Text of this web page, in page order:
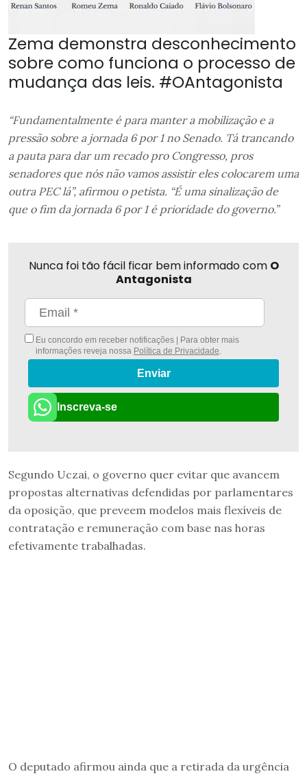
Zema demonstra desconhecimento
sobre como funciona o processo de
mudança das leis. #OAntagonista
“Fundamentalmente é para manter a mobilização e a
pressão sobre a jornada 6 por 1 no Senado. Tá trancando
a pauta para dar um recado pro Congresso, pros
senadores que nós não vamos assistir eles colocarem uma
outra PEC lá”, afirmou o petista. “É uma sinalização de
que o fim da jornada 6 por 1 é prioridade do governo.”
Nunca foi tão fácil ficar bem informado com O
Antagonista
Eu concordo em receber notificações | Para obter mais
informações reveja nossa Política de Privacidade.
Enviar
Inscreva-se
Segundo Uczai, o governo quer evitar que avancem
propostas alternativas defendidas por parlamentares
da oposição, que preveem modelos mais flexíveis de
contratação e remuneração com base nas horas
efetivamente trabalhadas.
O deputado afirmou ainda que a retirada da urgência